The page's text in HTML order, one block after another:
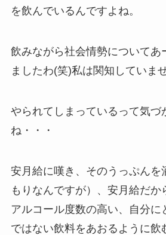
を飲んでいるんですよね。
飲みながら社会情勢についてあ
ましたわ(笑)私は関知していま
やられてしまっているって気づ
ね・・・
安月給に嘆き、そのうっぷんを
もりなんですが）、安月給だか
アルコール度数の高い、自分に
ではない飲料をあおるように飲